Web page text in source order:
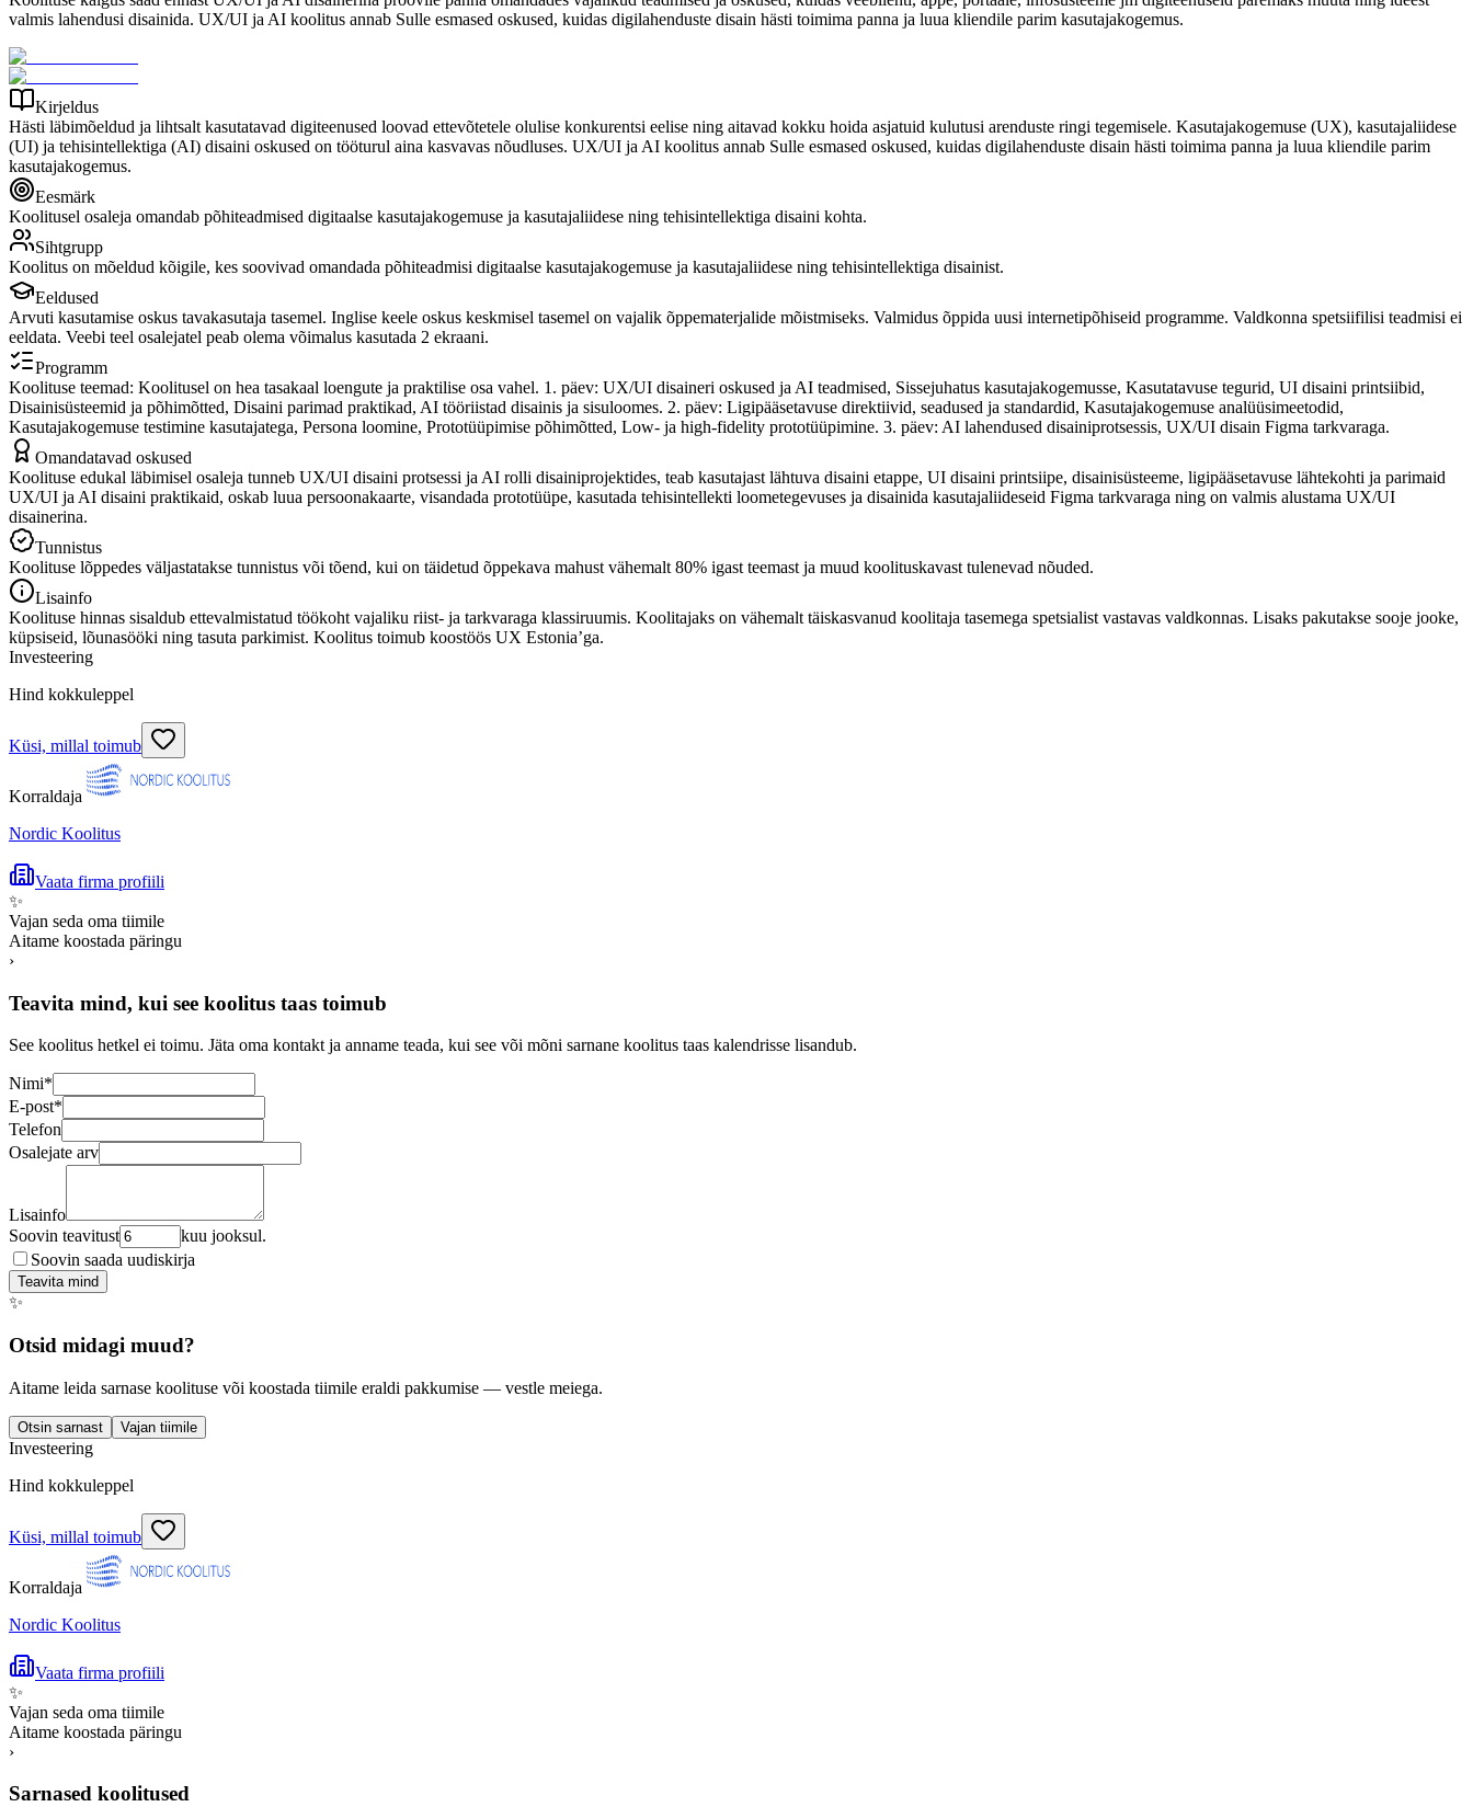
valmis lahendusi disainida. UX/UI ja AI koolitus annab Sulle esmased oskused, kuidas digilahenduste disain hästi toimima panna ja luua kliendile parim kasutajakogemus.
Kirjeldus
Hästi läbimõeldud ja lihtsalt kasutatavad digiteenused loovad ettevõtetele olulise konkurentsi eelise ning aitavad kokku hoida asjatuid kulutusi arenduste ringi tegemisele. Kasutajakogemuse (UX), kasutajaliidese
(UI) ja tehisintellektiga (AI) disaini oskused on tööturul aina kasvavas nõudluses. UX/UI ja AI koolitus annab Sulle esmased oskused, kuidas digilahenduste disain hästi toimima panna ja luua kliendile parim
kasutajakogemus.
Eesmärk
Koolitusel osaleja omandab põhiteadmised digitaalse kasutajakogemuse ja kasutajaliidese ning tehisintellektiga disaini kohta.
Sihtgrupp
Koolitus on mõeldud kõigile, kes soovivad omandada põhiteadmisi digitaalse kasutajakogemuse ja kasutajaliidese ning tehisintellektiga disainist.
Eeldused
Arvuti kasutamise oskus tavakasutaja tasemel. Inglise keele oskus keskmisel tasemel on vajalik õppematerjalide mõistmiseks. Valmidus õppida uusi internetipõhiseid programme. Valdkonna spetsiifilisi teadmisi ei
eeldata. Veebi teel osalejatel peab olema võimalus kasutada 2 ekraani.
Programm
Koolituse teemad: Koolitusel on hea tasakaal loengute ja praktilise osa vahel. 1. päev: UX/UI disaineri oskused ja AI teadmised, Sissejuhatus kasutajakogemusse, Kasutatavuse tegurid, UI disaini printsiibid,
Disainisüsteemid ja põhimõtted, Disaini parimad praktikad, AI tööriistad disainis ja sisuloomes. 2. päev: Ligipääsetavuse direktiivid, seadused ja standardid, Kasutajakogemuse analüüsimeetodid,
Kasutajakogemuse testimine kasutajatega, Persona loomine, Prototüüpimise põhimõtted, Low- ja high-fidelity prototüüpimine. 3. päev: AI lahendused disainiprotsessis, UX/UI disain Figma tarkvaraga.
Omandatavad oskused
Koolituse edukal läbimisel osaleja tunneb UX/UI disaini protsessi ja AI rolli disainiprojektides, teab kasutajast lähtuva disaini etappe, UI disaini printsiipe, disainisüsteeme, ligipääsetavuse lähtekohti ja parimaid
UX/UI ja AI disaini praktikaid, oskab luua persoonakaarte, visandada prototüüpe, kasutada tehisintellekti loometegevuses ja disainida kasutajaliideseid Figma tarkvaraga ning on valmis alustama UX/UI
disainerina.
Tunnistus
Koolituse lõppedes väljastatakse tunnistus või tõend, kui on täidetud õppekava mahust vähemalt 80% igast teemast ja muud koolituskavast tulenevad nõuded.
Lisainfo
Koolituse hinnas sisaldub ettevalmistatud töökoht vajaliku riist- ja tarkvaraga klassiruumis. Koolitajaks on vähemalt täiskasvanud koolitaja tasemega spetsialist vastavas valdkonnas. Lisaks pakutakse sooje jooke,
küpsiseid, lõunasööki ning tasuta parkimist. Koolitus toimub koostöös UX Estonia’ga.
Investeering
Hind kokkuleppel
Küsi, millal toimub
Korraldaja
Nordic Koolitus
Vaata firma profiili
✨
Vajan seda oma tiimile
Aitame koostada päringu
›
Teavita mind, kui see koolitus taas toimub
See koolitus hetkel ei toimu. Jäta oma kontakt ja anname teada, kui see või mõni sarnane koolitus taas kalendrisse lisandub.
Nimi*
E-post*
Telefon
Osalejate arv
Lisainfo
Soovin teavitust
kuu jooksul.
Soovin saada uudiskirja
Teavita mind
✨
Otsid midagi muud?
Aitame leida sarnase koolituse või koostada tiimile eraldi pakkumise — vestle meiega.
Otsin sarnast Vajan tiimile
Investeering
Hind kokkuleppel
Küsi, millal toimub
Korraldaja
Nordic Koolitus
Vaata firma profiili
✨
Vajan seda oma tiimile
Aitame koostada päringu
›
Sarnased koolitused